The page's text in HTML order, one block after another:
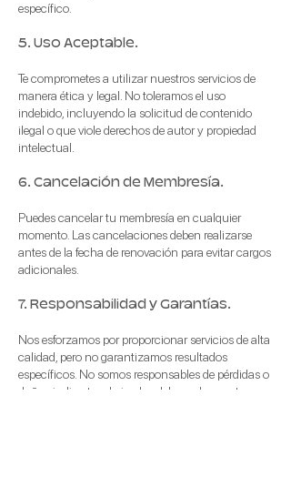
específico.
5. Uso Aceptable.
Te comprometes a utilizar nuestros servicios de
manera ética y legal. No toleramos el uso
indebido, incluyendo la solicitud de contenido
ilegal o que viole derechos de autor y propiedad
intelectual.
6. Cancelación de Membresía.
Puedes cancelar tu membresía en cualquier
momento. Las cancelaciones deben realizarse
antes de la fecha de renovación para evitar cargos
adicionales.
7. Responsabilidad y Garantías.
Nos esforzamos por proporcionar servicios de alta
calidad, pero no garantizamos resultados
específicos. No somos responsables de pérdidas o
daños indirectos derivados del uso de nuestros